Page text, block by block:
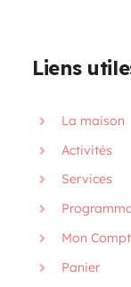
OFFRES
Liens
La maison
Activités
Services
Mon
Panier